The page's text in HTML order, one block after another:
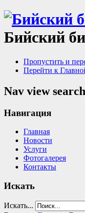
Бийский
Пропустить и
Перейти к
Nav view search
Навигация
Главная
Новости
Услуги
Фотогалерея
Контакты
Искать
Искать...